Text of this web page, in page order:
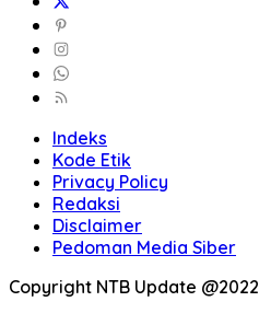
Indeks
Kode Etik
Privacy Policy
Redaksi
Disclaimer
Pedoman Media Siber
Copyright NTB Update @2022